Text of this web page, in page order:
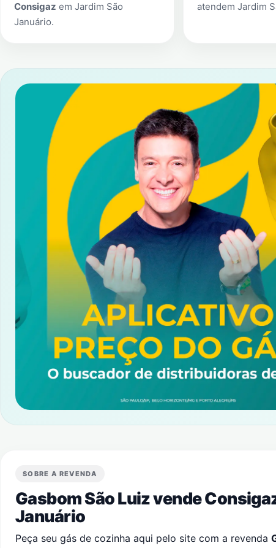
Consigaz em Jardim São
Januário.
atendem Jardim
SOBRE A REVENDA
Gasbom São Luiz vende
Januário
Peça seu gás de cozinha aqui pelo site com a revenda